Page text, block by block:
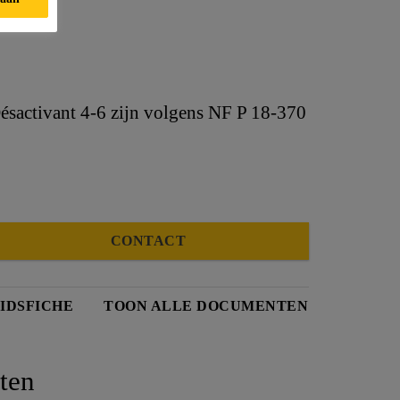
4-6 zijn volgens NF P 18-370
CONTACT
TOON ALLE DOCUMENTEN